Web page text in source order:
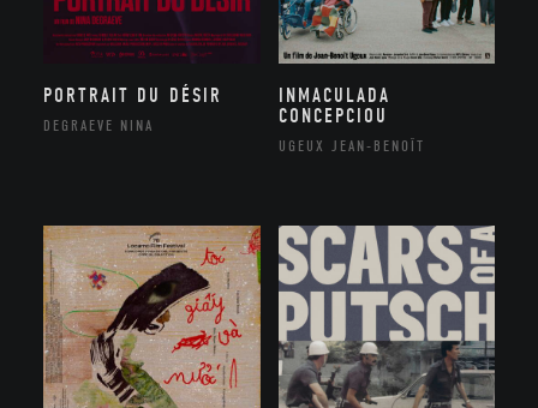
PORTRAIT DU DÉSIR
DEGRAEVE NINA
INMACULADA
CONCEPCIOU
UGEUX JEAN-BENOÎT